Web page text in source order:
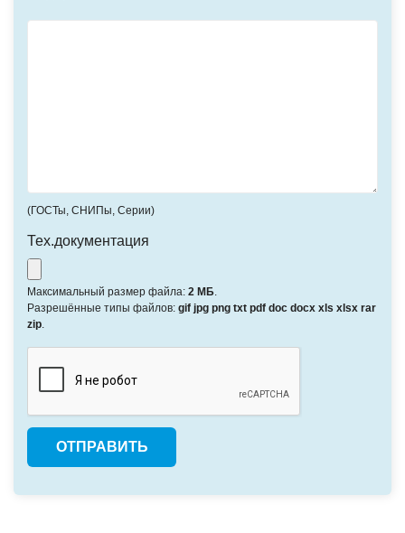
(ГОСТы, СНИПы, Серии)
Тех.документация
Максимальный размер файла: 2 МБ.
Разрешённые типы файлов: gif jpg png txt pdf doc docx xls xlsx rar
zip.